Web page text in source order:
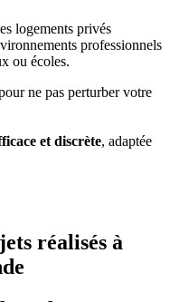
logements privés
professionnels
ou écoles.
ne pas perturber votre
et discrète, adaptée
réalisés à